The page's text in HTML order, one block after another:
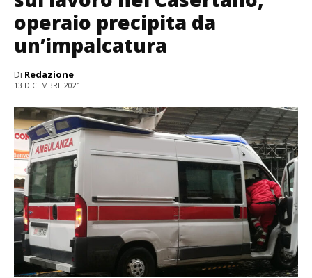
operaio precipita da
un’impalcatura
Di Redazione
13 DICEMBRE 2021